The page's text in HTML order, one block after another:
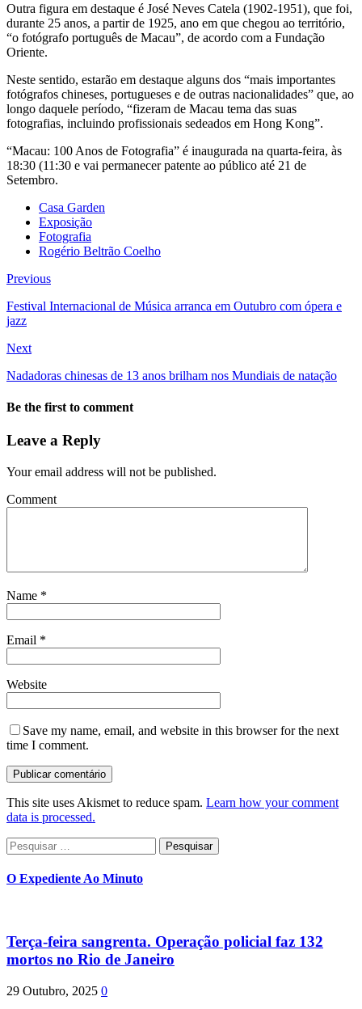
Outra figura em destaque é José Neves Catela (1902-1951), que foi,
durante 25 anos, a partir de 1925, ano em que chegou ao território,
“o fotógrafo português de Macau”, de acordo com a Fundação
Oriente.
Neste sentido, estarão em destaque alguns dos “mais importantes
fotógrafos chineses, portugueses e de outras nacionalidades” que, ao
longo daquele período, “fizeram de Macau tema das suas
fotografias, incluindo profissionais sedeados em Hong Kong”.
“Macau: 100 Anos de Fotografia” é inaugurada na quarta-feira, às
18:30 (11:30 e vai permanecer patente ao público até 21 de
Setembro.
Casa Garden
Exposição
Fotografia
Rogério Beltrão Coelho
Previous
Festival Internacional de Música arranca em Outubro com ópera e
jazz
Next
Nadadoras chinesas de 13 anos brilham nos Mundiais de natação
Be the first to comment
Leave a Reply
Your email address will not be published.
Comment
Name *
Email *
Website
Save my name, email, and website in this browser for the next
time I comment.
This site uses Akismet to reduce spam. Learn how your comment
data is processed.
Pesquisar
por:
O Expediente Ao Minuto
Terça-feira sangrenta. Operação policial faz 132
mortos no Rio de Janeiro
29 Outubro, 2025 0